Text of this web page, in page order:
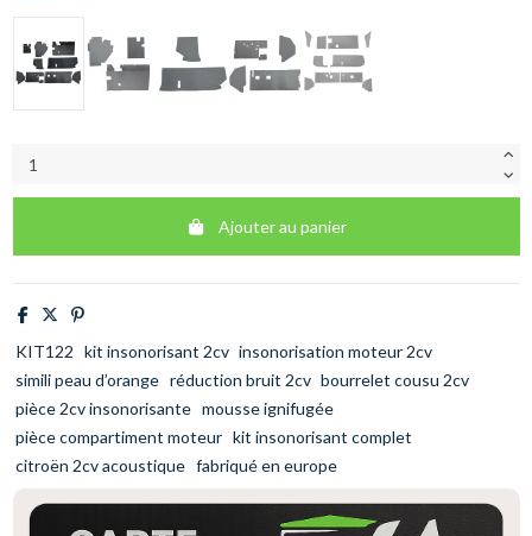
Ajouter au panier
KIT122 kit insonorisant 2cv insonorisation moteur 2cv
simili peau d’orange réduction bruit 2cv bourrelet cousu 2cv
pièce 2cv insonorisante mousse ignifugée
pièce compartiment moteur kit insonorisant complet
citroën 2cv acoustique fabriqué en europe